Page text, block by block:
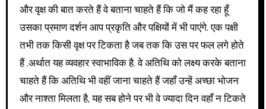
और वृक्ष की बात करते हैं वे बताना चाहते हैं कि जो मैं कह रहा हूँ
उसका प्रमाण दर्शन आप प्रकृति और पक्षियों में भी पाएंगे. एक पक्षी
तभी तक किसी वृक्ष पर टिकता है जब तक कि उस पर फल लगे होते
हैं .अर्थात यह व्यवहार स्वाभाविक है. वे अतिथि को लक्ष्य करके बताना
चाहते हैं कि अतिथि भी वहीं जाना चाहते हैं जहाँ उन्हें अच्छा भोजन
और नाश्ता मिलता है, यह सब होने पर भी वे ज्यादा दिन वहाँ न टिकते